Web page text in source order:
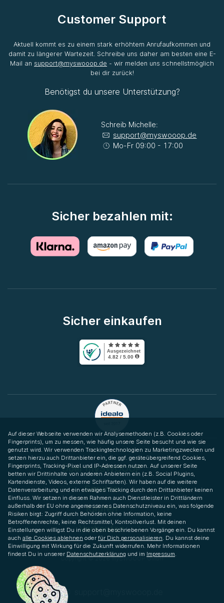
Customer Support
Aktuell kommt es zu einem stark erhöhtem Anrufaufkommen und
damit zu längerer Wartezeit. Schreibe uns daher am besten eine E-
Mail an support@myswooop.de - wir melden uns schnellstmöglich
bei dir zurück!
Benötigst du unsere Unterstützung?
Schreib Michelle:
support@myswooop.de
Mo-Fr 09:00 - 17:00
Sicher bezahlen mit:
Sicher einkaufen
Über mySWOOOP
Service
Kaufen
Verkaufen
Copyright © 2026 mySWOOOP GmbH
Auf dieser Webseite verwenden wir Analysemethoden (z.B. Cookies oder
Fingerprints), um zu messen, wie häufig unsere Seite besucht und wie sie
genutzt wird. Wir verwenden Trackingtechnologien zu Marketingzwecken und
setzen hierzu auch Drittanbieter ein, die ggf. geräteübergreifend Cookies,
Fingerprints, Tracking-Pixel und IP-Adressen nutzen. Auf unserer Seite
betten wir Drittinhalte von anderen Anbietern ein (z.B. Social Plugins,
Kartendienste, Videos, externe Schriftarten). Wir haben auf die weitere
Datenverarbeitung und ein etwaiges Tracking durch den Drittanbieter keinen
Einfluss. Wir setzen in diesem Rahmen auch Dienstleister in Drittländern
außerhalb der EU ohne angemessenes Datenschutzniveau ein, was folgende
Risiken birgt: Zugriff durch Behörden ohne Information, keine
Betroffenenrechte, keine Rechtsmittel, Kontrollverlust. Mit deinen
Einstellungen willigst Du in die oben beschriebenen Vorgänge ein. Du kannst
auch alle Cookies ablehnen oder für Dich personalisieren. Du kannst deine
Einwilligung mit Wirkung für die Zukunft widerrufen. Mehr Informationen
findest Du in unserer Datenschutzerklärung und im Impressum.